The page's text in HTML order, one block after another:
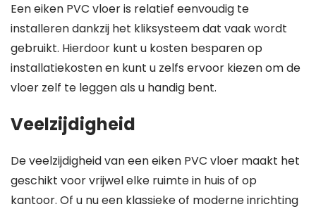
Een eiken PVC vloer is relatief eenvoudig te
installeren dankzij het kliksysteem dat vaak wordt
gebruikt. Hierdoor kunt u kosten besparen op
installatiekosten en kunt u zelfs ervoor kiezen om de
vloer zelf te leggen als u handig bent.
Veelzijdigheid
De veelzijdigheid van een eiken PVC vloer maakt het
geschikt voor vrijwel elke ruimte in huis of op
kantoor. Of u nu een klassieke of moderne inrichting